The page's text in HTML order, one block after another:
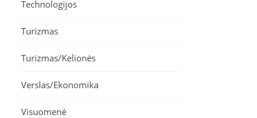
Technologijos
Turizmas
Turizmas/Kelionės
Verslas/Ekonomika
Visuomenė